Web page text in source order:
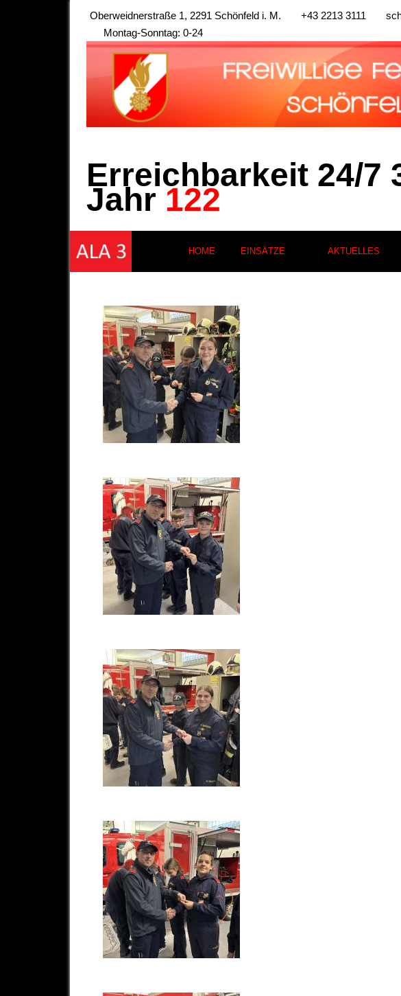
Oberweidnerstraße 1, 2291 Schönfeld i. M. +43 2213 3111
Montag-Sonntag: 0-24
Erreichbarkeit 24/7
Jahr 122
HOME EINSÄTZE AKTUELLES